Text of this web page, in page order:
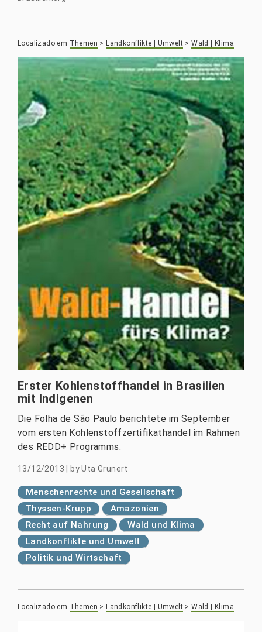
Localizado em Themen > Landkonflikte | Umwelt >Wald | Klima
Erster Kohlenstoffhandel in Brasilien
mit Indigenen
Die Folha de São Paulo berichtete im September
vom ersten Kohlenstoffzertifikathandel im Rahmen
des REDD+ Programms.
13/12/2013 byUta Grunert
Menschenrechte und Gesellschaft
Thyssen-Krupp
Amazonien
Recht auf Nahrung
Wald und Klima
Landkonflikte und Umwelt
Politik und Wirtschaft
Localizado em Themen > Landkonflikte | Umwelt >Wald | Klima